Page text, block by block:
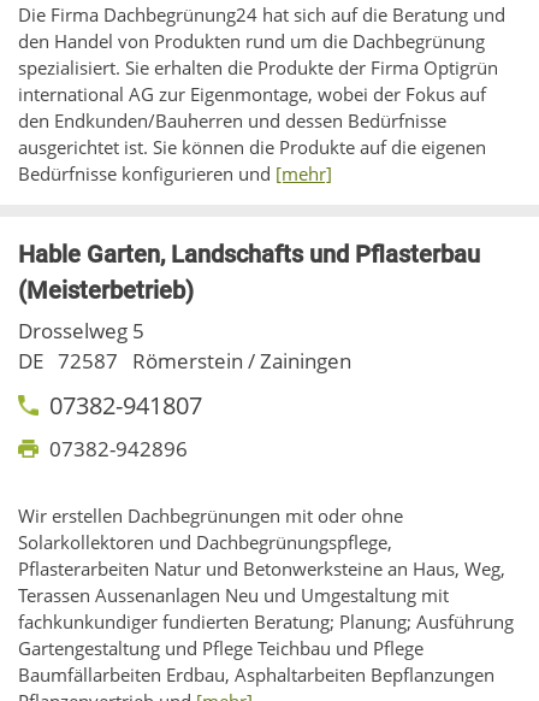
Die Firma Dachbegrünung24 hat sich auf die Beratung und
den Handel von Produkten rund um die Dachbegrünung
spezialisiert. Sie erhalten die Produkte der Firma Optigrün
international AG zur Eigenmontage, wobei der Fokus auf
den Endkunden/Bauherren und dessen Bedürfnisse
ausgerichtet ist. Sie können die Produkte auf die eigenen
Bedürfnisse konfigurieren und [mehr]
Hable Garten, Landschafts und Pflasterbau
(Meisterbetrieb)
Drosselweg 5
DE 72587 Römerstein / Zainingen
07382-941807
07382-942896
Wir erstellen Dachbegrünungen mit oder ohne
Solarkollektoren und Dachbegrünungspflege,
Pflasterarbeiten Natur und Betonwerksteine an Haus, Weg,
Terassen Aussenanlagen Neu und Umgestaltung mit
fachkunkundiger fundierten Beratung; Planung; Ausführung
Gartengestaltung und Pflege Teichbau und Pflege
Baumfällarbeiten Erdbau, Asphaltarbeiten Bepflanzungen